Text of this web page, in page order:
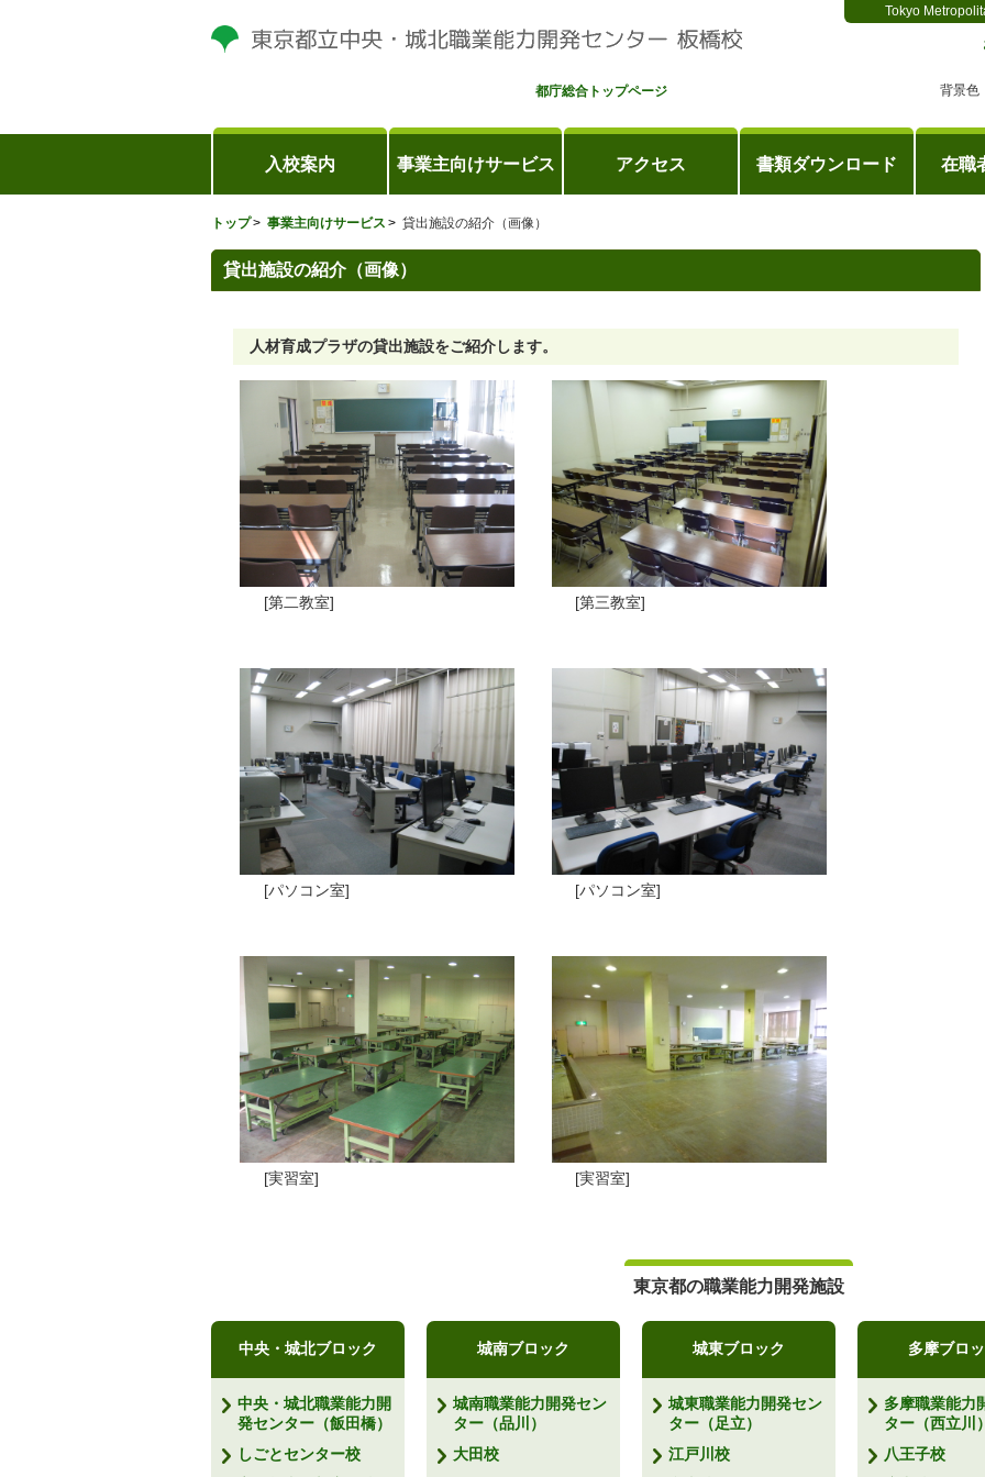
Tokyo
入校案内 事業主向けサービス アクセス 書類ダウンロード 在職
背景色
都庁総合トップページ
トップ 事業主向けサービス 貸出施設の紹介（画像）
貸出施設の紹介（画像）
人材育成プラザの貸出施設をご紹介します。
[第二教室] [第三教室]
[パソコン室] [パソコン室]
[実習室] [実習室]
東京都の職業能力開発施設
中央・城北ブロック
中央・城北職業能力開
発センター（飯田橋）
しごとセンター校
城南ブロック
城南職業能力開発セン
ター（品川）
大田校
城東ブロック
城東職業能力開発セン
ター（足立）
江戸川校
多摩ブロ
多摩職業能力
ター（西立川）
八王子校